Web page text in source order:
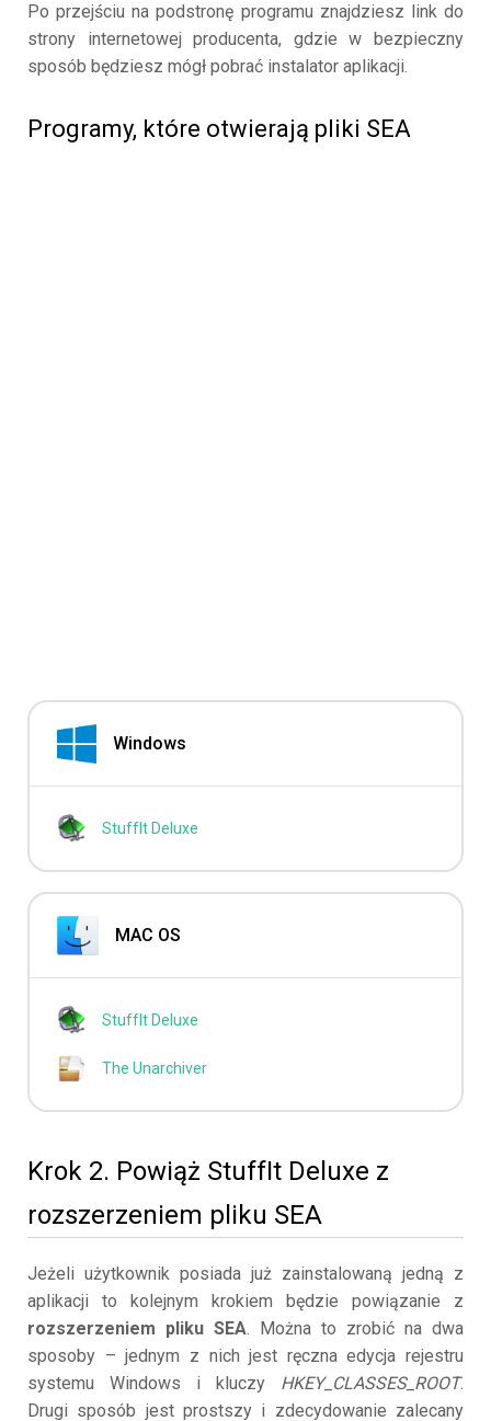
Po przejściu na podstronę programu znajdziesz link do
strony internetowej producenta, gdzie w bezpieczny
sposób będziesz mógł pobrać instalator aplikacji.
Programy, które otwierają pliki SEA
Windows
StuffIt Deluxe
MAC OS
StuffIt Deluxe
The Unarchiver
Krok 2. Powiąż StuffIt Deluxe z
rozszerzeniem pliku SEA
Jeżeli użytkownik posiada już zainstalowaną jedną z
aplikacji to kolejnym krokiem będzie powiązanie z
rozszerzeniem pliku SEA. Można to zrobić na dwa
sposoby – jednym z nich jest ręczna edycja rejestru
systemu Windows i kluczy HKEY_CLASSES_ROOT.
Drugi sposób jest prostszy i zdecydowanie zalecany